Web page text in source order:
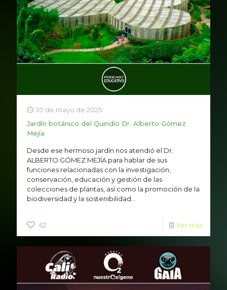
30 de mayo de 2025
Jardín botánico del Quindío Dr. Alberto Gómez
Mejía
Desde ese hermoso jardín nos atendió el Dr.
ALBERTO GÓMEZ MEJÍA para hablar de sus
funciones relacionadas con la investigación,
conservación, educación y gestión de las
colecciones de plantas, así como la promoción de la
biodiversidad y la sostenibilidad...
62 Ver más